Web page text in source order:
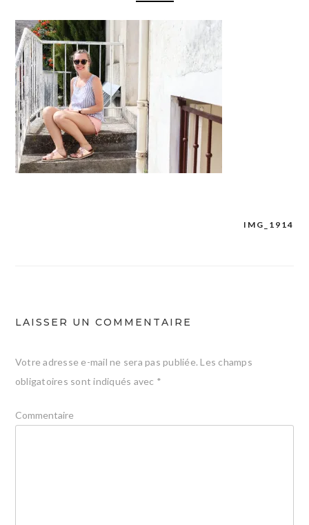
IMG_1914
LAISSER UN COMMENTAIRE
Votre adresse e-mail ne sera pas publiée. Les champs
obligatoires sont indiqués avec *
Commentaire